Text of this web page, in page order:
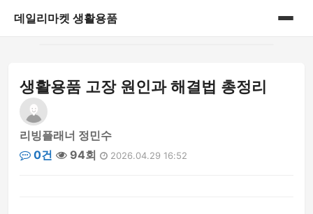
데일리마켓 생활용품
게시판
생활용품 고장 원인과 해결법 총정리
리빙플래너 정민수
0건
94회 2026.04.29 16:52